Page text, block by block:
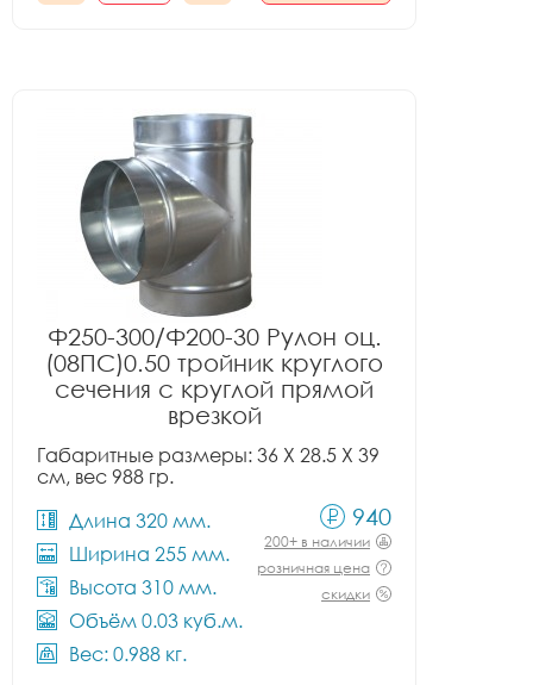
Ф250-300/Ф200-30 Рулон оц.
(08ПС)0.50 тройник круглого
сечения с круглой прямой
врезкой
Габаритные размеры: 36 X 28.5 X 39
см, вес 988 гр.
Длина 320 мм.
Ширина 255 мм.
Высота 310 мм.
Объём 0.03 куб.м.
Вес: 0.988 кг.
940
200+ в наличии
розничная цена
скидки